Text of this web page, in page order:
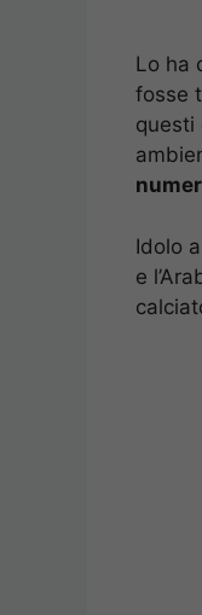
Lo ha
fosse
questi
Idolo
e